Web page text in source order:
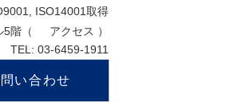
ISO14001取得
5階（
アクセス ）
TEL: 03-6459-1911
い合わせ